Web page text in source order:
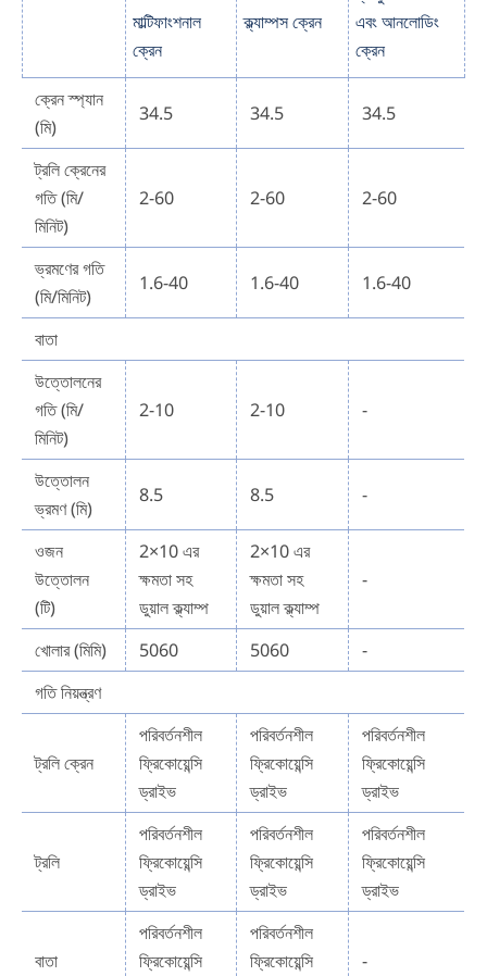
মাল্টিফাংশনাল
ক্রেন
ক্ল্যাম্পস ক্রেন
এবং আনলোডিং
ক্রেন
ক্রেন স্প্যান
(মি)
34.5 34.5 34.5
ট্রলি ক্রেনের
গতি (মি/
মিনিট)
2-60 2-60 2-60
ভ্রমণের গতি
(মি/মিনিট)
1.6-40 1.6-40 1.6-40
বাতা
উত্তোলনের
গতি (মি/
মিনিট)
2-10 2-10 -
উত্তোলন
ভ্রমণ (মি)
8.5 8.5 -
ওজন
উত্তোলন
(টি)
2×10 এর
ক্ষমতা সহ
ডুয়াল ক্ল্যাম্প
2×10 এর
ক্ষমতা সহ
ডুয়াল ক্ল্যাম্প
-
খোলার (মিমি) 5060 5060
-
গতি নিয়ন্ত্রণ
ট্রলি ক্রেন
পরিবর্তনশীল
ফ্রিকোয়েন্সি
ড্রাইভ
পরিবর্তনশীল
ফ্রিকোয়েন্সি
ড্রাইভ
পরিবর্তনশীল
ফ্রিকোয়েন্সি
ড্রাইভ
ট্রলি
পরিবর্তনশীল
ফ্রিকোয়েন্সি
ড্রাইভ
পরিবর্তনশীল
ফ্রিকোয়েন্সি
ড্রাইভ
পরিবর্তনশীল
ফ্রিকোয়েন্সি
ড্রাইভ
বাতা
পরিবর্তনশীল
ফ্রিকোয়েন্সি
পরিবর্তনশীল
ফ্রিকোয়েন্সি
-